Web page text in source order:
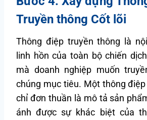
Truyền thông Cốt lõi
Thông điệp truyền thông là
linh hồn của toàn bộ chiến
mà doanh nghiệp muốn
chúng mục tiêu. Một thông
chỉ đơn thuần là mô tả sản
ánh được sự khác biệt của